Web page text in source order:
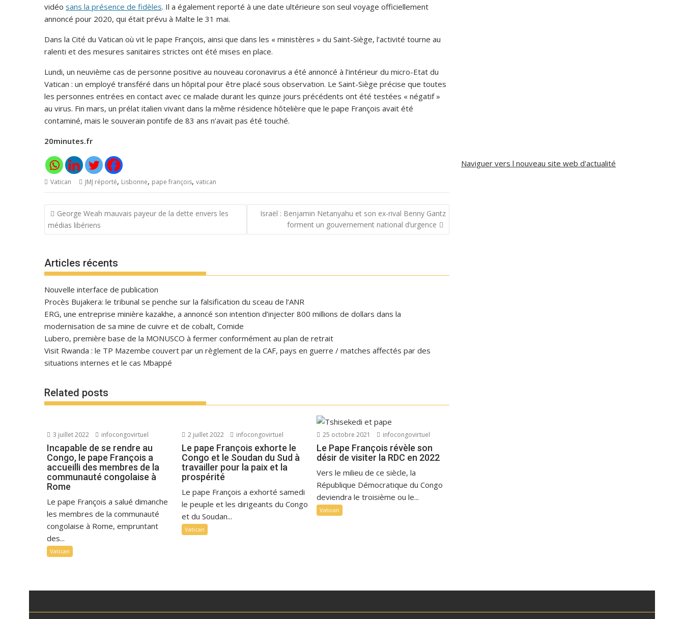
vidéo sans la présence de fidèles. Il a également reporté à une date ultérieure son seul voyage officiellement
annoncé pour 2020, qui était prévu à Malte le 31 mai.
Dans la Cité du Vatican où vit le pape François, ainsi que dans les « ministères » du Saint-Siège, l’activité tourne au
ralenti et des mesures sanitaires strictes ont été mises en place.
Lundi, un neuvième cas de personne positive au nouveau coronavirus a été annoncé à l’intérieur du micro-Etat du
Vatican : un employé transféré dans un hôpital pour être placé sous observation. Le Saint-Siège précise que toutes
les personnes entrées en contact avec ce malade durant les quinze jours précédents ont été testées « négatif »
au virus. Fin mars, un prélat italien vivant dans la même résidence hôtelière que le pape François avait été
contaminé, mais le souverain pontife de 83 ans n’avait pas été touché.
20minutes.fr
Vatican JMJ réporté, Lisbonne, pape françois, vatican
Navigation
de
l’article
George Weah mauvais payeur de la dette envers les
médias libériens
Israël : Benjamin Netanyahu et son ex-rival Benny Gantz
forment un gouvernement national d’urgence
Articles récents
Nouvelle interface de publication
Procès Bujakera: le tribunal se penche sur la falsification du sceau de l’ANR
ERG, une entreprise minière kazakhe, a annoncé son intention d’injecter 800 millions de dollars dans la
modernisation de sa mine de cuivre et de cobalt, Comide
Lubero, première base de la MONUSCO à fermer conformément au plan de retrait
Visit Rwanda : le TP Mazembe couvert par un règlement de la CAF, pays en guerre / matches affectés par des
situations internes et le cas Mbappé
Related posts
3 juillet 2022 infocongovirtuel
Incapable de se rendre au
Congo, le pape François a
accueilli des membres de la
communauté congolaise à
Rome
Le pape François a salué dimanche
les membres de la communauté
congolaise à Rome, empruntant
des...
Vatican
2 juillet 2022 infocongovirtuel
Le pape François exhorte le
Congo et le Soudan du Sud à
travailler pour la paix et la
prospérité
Le pape François a exhorté samedi
le peuple et les dirigeants du Congo
et du Soudan...
Vatican
25 octobre 2021 infocongovirtuel
Le Pape François révèle son
désir de visiter la RDC en 2022
Vers le milieu de ce siècle, la
République Démocratique du Congo
deviendra le troisième ou le...
Vatican
Naviguer vers l nouveau site web d'actualité